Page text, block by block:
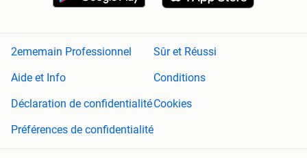
2ememain Professionnel
Sûr et Réussi
Aide et Info
Conditions
Déclaration de confidentialitéCookies
Préférences de confidentialité